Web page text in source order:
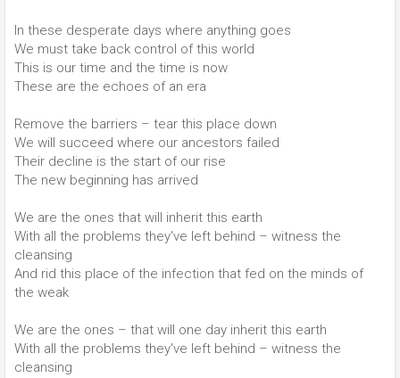
In these desperate days where anything goes
We must take back control of this world
This is our time and the time is now
These are the echoes of an era
Remove the barriers – tear this place down
We will succeed where our ancestors failed
Their decline is the start of our rise
The new beginning has arrived
We are the ones that will inherit this earth
With all the problems they've left behind – witness the
cleansing
And rid this place of the infection that fed on the minds of
the weak
We are the ones – that will one day inherit this earth
With all the problems they've left behind – witness the
cleansing